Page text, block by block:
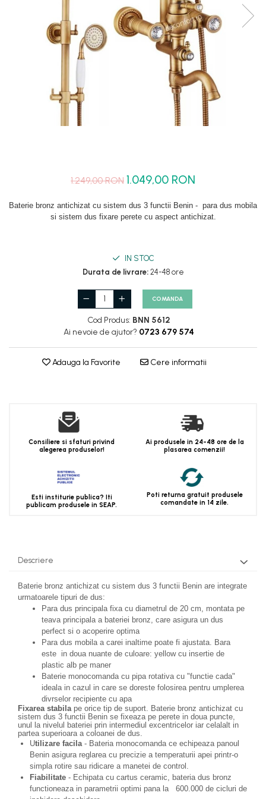
Suport prindere para dus
Baterie salon
Baterii cada-Coloana dus
Baterii cada / dus
Coloana / panou dus
1.249,00 RON 1.049,00 RON
Baterie bronz antichizat cu sistem dus 3 functii Benin - para dus mobila
si sistem dus fixare perete cu aspect antichizat.
IN STOC
Durata de livrare:24-48 ore
COMANDA
Cod Produs: BNN 5612
Ai nevoie de ajutor? 0723 679 574
Adauga la Favorite Cere informatii
Consiliere si sfaturi privind
alegerea produselor!
Ai produsele in 24-48 ore de la
plasarea comenzii!
Esti institurie publica? Iti
publicam produsele in SEAP.
Poti returna gratuit produsele
comandate in 14 zile.
Descriere
Baterie bronz antichizat cu sistem dus 3 functii Benin are integrate
urmatoarele tipuri de dus:
Para dus principala fixa cu diametrul de 20 cm, montata pe
teava principala a bateriei bronz, care asigura un dus
perfect si o acoperire optima
Para dus mobila a carei inaltime poate fi ajustata. Bara
este in doua nuante de culoare: yellow cu insertie de
plastic alb pe maner
Baterie monocomanda cu pipa rotativa cu "functie cada"
ideala in cazul in care se doreste folosirea pentru umplerea
divrselor recipiente cu apa
Fixarea stabilape orice tip de suport. Baterie bronz antichizat cu
sistem dus 3 functii Benin se fixeaza pe perete in doua puncte,
unul la nivelul bateriei prin intermediul excentricelor iar celalalt in
partea superioara a coloanei de dus.
Utilizare facila- Bateria monocomanda ce echipeaza panoul
Benin asigura reglarea cu precizie a temperaturii apei printr-o
simpla rotire sau ridicare a manetei de control.
Fiabilitate - Echipata cu cartus ceramic, bateria dus bronz
functioneaza in parametrii optimi pana la
600.000 de cicluri de